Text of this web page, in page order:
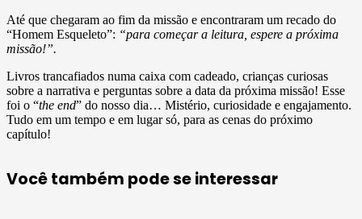
Até que chegaram ao fim da missão e encontraram um recado do
“Homem Esqueleto”: “para começar a leitura, espere a próxima
missão!”.
Livros trancafiados numa caixa com cadeado, crianças curiosas
sobre a narrativa e perguntas sobre a data da próxima missão! Esse
foi o “the end” do nosso dia… Mistério, curiosidade e engajamento.
Tudo em um tempo e em lugar só, para as cenas do próximo
capítulo!
Você também pode se interessar